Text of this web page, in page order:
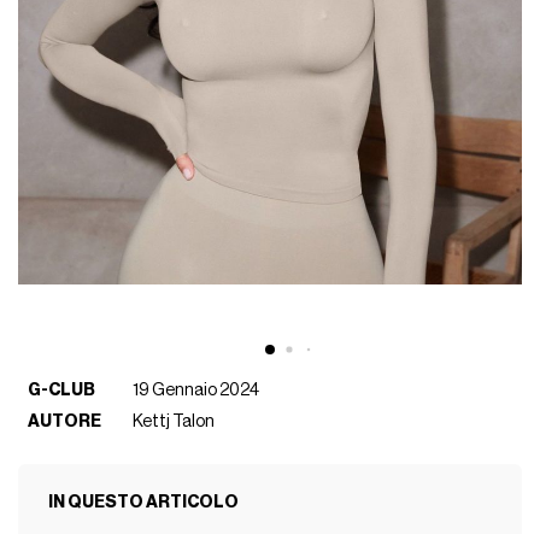
G-CLUB
19 Gennaio 2024
AUTORE
Kettj Talon
IN QUESTO ARTICOLO